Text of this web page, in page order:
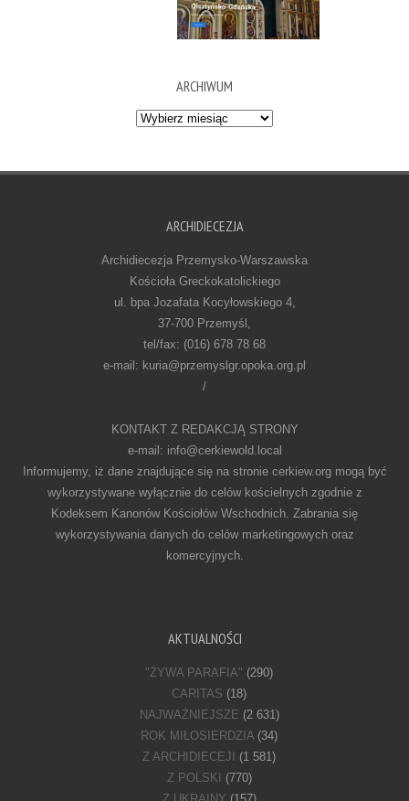
ARCHIWUM
Archiwum
ARCHIDIECEZJA
Archidiecezja Przemysko-Warszawska
Kościoła Greckokatolickiego
ul. bpa Jozafata Kocyłowskiego 4,
37-700 Przemyśl,
tel/fax: (016) 678 78 68
e-mail: kuria@przemyslgr.opoka.org.pl
/
KONTAKT Z REDAKCJĄ STRONY
e-mail: info@cerkiewold.local
Informujemy, iż dane znajdujące się na stronie cerkiew.org mogą być
wykorzystywane wyłącznie do celów kościelnych zgodnie z
Kodeksem Kanonów Kościołów Wschodnich. Zabrania się
wykorzystywania danych do celów marketingowych oraz
komercyjnych.
AKTUALNOŚCI
"ŻYWA PARAFIA" (290)
CARITAS (18)
NAJWAŻNIEJSZE (2 631)
ROK MIŁOSIERDZIA(34)
Z ARCHIDIECEJI
(1 581)
Z POLSKI
(770)